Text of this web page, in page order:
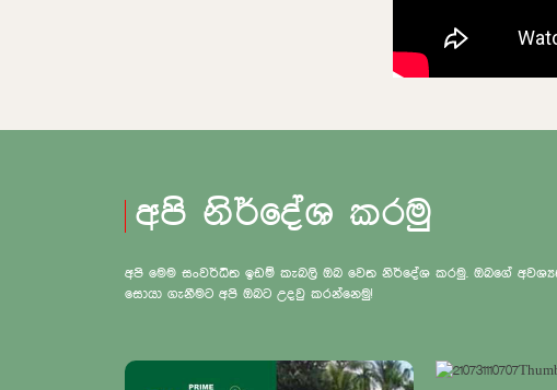
අපි නිර්දේශ කරමු
අපි මෙම සංවර්ධිත ඉඩම් කැබලි ඔබ වෙත නිර්දේශ කරමු. ඔබගේ
සොයා ගැනීමට අපි ඔබට උදවු කරන්නෙමු!